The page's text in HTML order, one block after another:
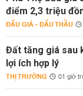
điểm 2,3 triệu
ĐẤU GIÁ - ĐẤU THẦU
Đất tăng giá sau
lợi ích hợp lý
THỊ TRƯỜNG 01 giờ